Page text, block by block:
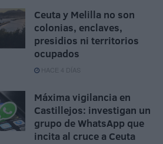
Ceuta y Melilla no son
colonias, enclaves,
presidios ni territorios
ocupados
HACE 4 DÍAS
Máxima vigilancia en
Castillejos: investigan un
grupo de WhatsApp que
incita al cruce a Ceuta